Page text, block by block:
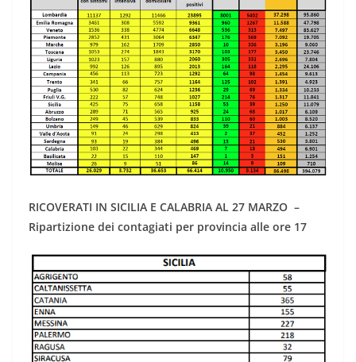
RICOVERATI IN SICILIA E CALABRIA AL 27 MARZO –
Ripartizione dei contagiati per provincia alle ore 17